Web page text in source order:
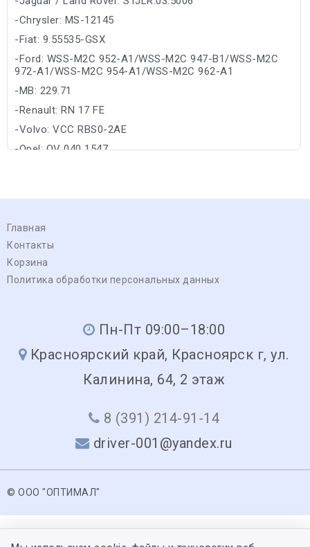
-Chrysler: MS-12145
-Fiat: 9.55535-GSX
-Ford: WSS-M2C 952-A1/WSS-M2C 947-B1/WSS-M2C
972-A1/WSS-M2C 954-A1/WSS-M2C 962-A1
-MB: 229.71
-Renault: RN 17 FE
-Volvo: VCC RBS0-2AE
-Opel: OV 040 1547
Главная
Контакты
Корзина
Политика обработки персональных данных
Пн-Пт 09:00–18:00
Красноярский край, Красноярск г, ул.
Калинина, 64, 2 этаж
8 (391) 214-91-14
driver-001@yandex.ru
© ООО "ОПТИМАЛ"